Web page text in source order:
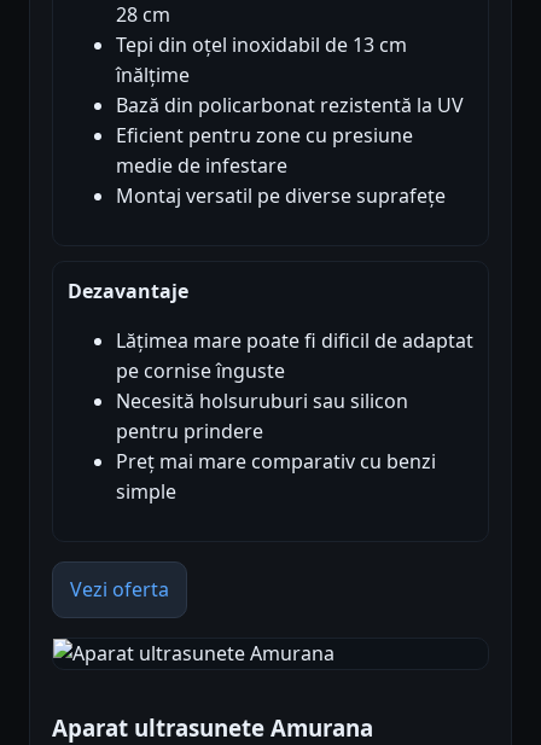
28 cm
Tepi din oțel inoxidabil de 13 cm
înălțime
Bază din policarbonat rezistentă la UV
Eficient pentru zone cu presiune
medie de infestare
Montaj versatil pe diverse suprafețe
Dezavantaje
Lățimea mare poate fi dificil de adaptat
pe cornise înguste
Necesită holsuruburi sau silicon
pentru prindere
Preț mai mare comparativ cu benzi
simple
Vezi oferta
Aparat ultrasunete Amurana